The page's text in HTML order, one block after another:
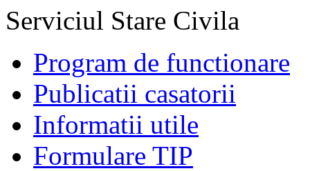
Serviciul Stare Civila
Program de functionare
Publicatii casatorii
Informatii utile
Formulare TIP